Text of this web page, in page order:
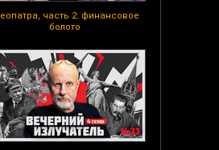
часть 2: финансовое
болото